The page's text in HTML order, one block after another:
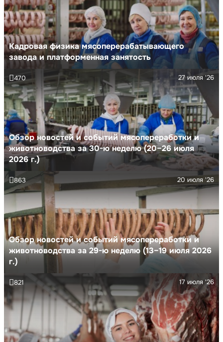
Кадровая физика мясоперерабатывающего
завода и платформенная занятость
Обзор новостей и событий мясопереработки и
животноводства за 30-ю неделю (20–26 июля
2026 г.)
27 июля '26
470
Обзор новостей и событий мясопереработки и
животноводства за 29-ю неделю (13–19 июля 2026
г.)
20 июля '26
863
17 июля '26
821